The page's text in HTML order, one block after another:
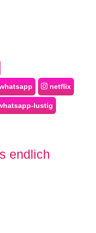
netflix
lustig
endlich